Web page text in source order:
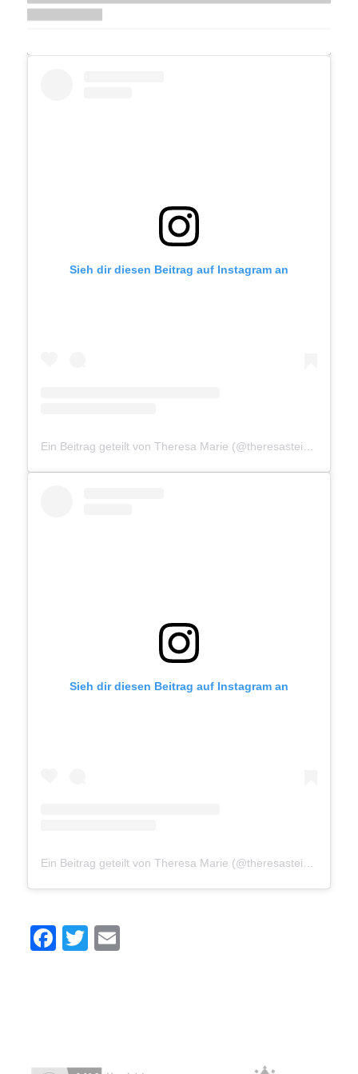
Sieh dir diesen Beitrag auf Instagram an
Ein Beitrag geteilt von Theresa Marie (@theresasteinlein)
Sieh dir diesen Beitrag auf Instagram an
Ein Beitrag geteilt von Theresa Marie (@theresasteinlein)
Facebook
Twitter